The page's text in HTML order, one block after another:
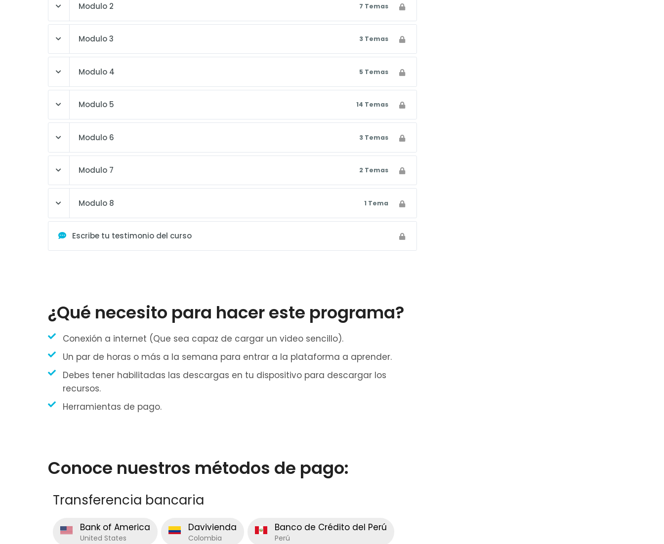
Modulo 2 7 Temas
Modulo 3 3 Temas
Modulo 4 5 Temas
Modulo 5 14 Temas
Modulo 6 3 Temas
Modulo 7 2 Temas
Modulo 8 1 Tema
Escribe tu testimonio del curso
¿Qué necesito para hacer este programa?
Conexión a internet (Que sea capaz de cargar un video sencillo).
Un par de horas o más a la semana para entrar a la plataforma a aprender.
Debes tener habilitadas las descargas en tu dispositivo para descargar los
recursos.
Herramientas de pago.
Conoce nuestros métodos de pago:
Transferencia bancaria
Bank of America
United States
Davivienda
Colombia
Banco de Crédito del Perú
Perú